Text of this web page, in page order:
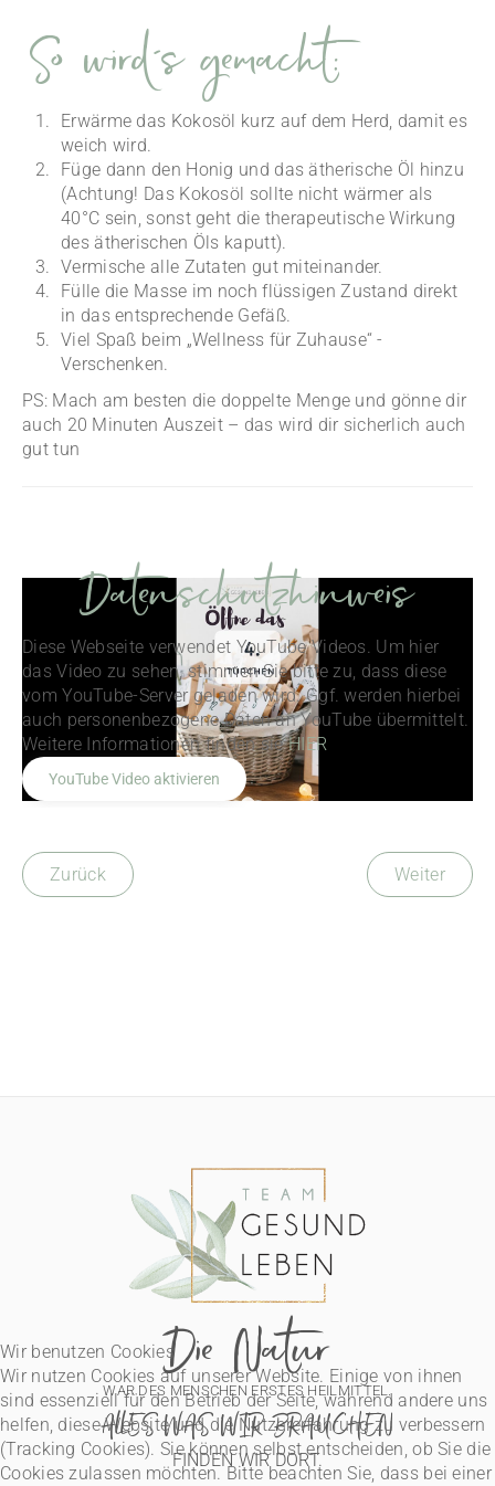
So wird´s gemacht:
Erwärme das Kokosöl kurz auf dem Herd, damit es
weich wird.
Füge dann den Honig und das ätherische Öl hinzu
(Achtung! Das Kokosöl sollte nicht wärmer als
40°C sein, sonst geht die therapeutische Wirkung
des ätherischen Öls kaputt).
Vermische alle Zutaten gut miteinander.
Fülle die Masse im noch flüssigen Zustand direkt
in das entsprechende Gefäß.
Viel Spaß beim „Wellness für Zuhause“ -
Verschenken.
PS: Mach am besten die doppelte Menge und gönne dir
auch 20 Minuten Auszeit – das wird dir sicherlich auch
gut tun
Datenschutzhinweis
Diese Webseite verwendet YouTube Videos. Um hier
das Video zu sehen, stimmen Sie bitte zu, dass diese
vom YouTube-Server geladen wird. Ggf. werden hierbei
auch personenbezogene Daten an YouTube übermittelt.
Weitere Informationen finden sieHIER
Zurück Weiter
Die Natur
WAR DES MENSCHEN ERSTES HEILMITTEL.
ALLES WAS WIR BRAUCHEN
FINDEN WIR DORT.
Wir benutzen Cookies
Wir nutzen Cookies auf unserer Website. Einige von ihnen
sind essenziell für den Betrieb der Seite, während andere uns
helfen, diese Website und die Nutzererfahrung zu verbessern
(Tracking Cookies). Sie können selbst entscheiden, ob Sie die
Cookies zulassen möchten. Bitte beachten Sie, dass bei einer